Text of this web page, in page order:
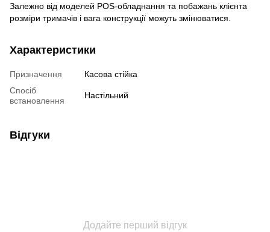
Залежно від моделей POS-обладнання та побажань клієнта
розміри тримачів і вага конструкції можуть змінюватися.
Характеристики
Призначення
Касова стійка
Спосіб
встановлення
Настільний
Відгуки
Додайте перший відгук